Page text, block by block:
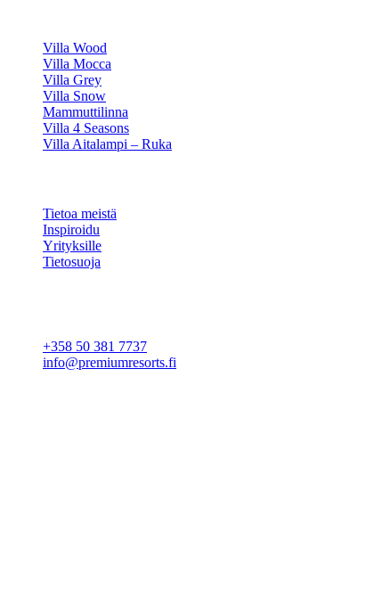
Villa Wood
Villa Mocca
Villa Grey
Villa Snow
Mammuttilinna
Villa 4 Seasons
Villa Aitalampi – Ruka
Tietoa meistä
Inspiroidu
Yrityksille
Tietosuoja
+358 50 381 7737
info@premiumresorts.fi